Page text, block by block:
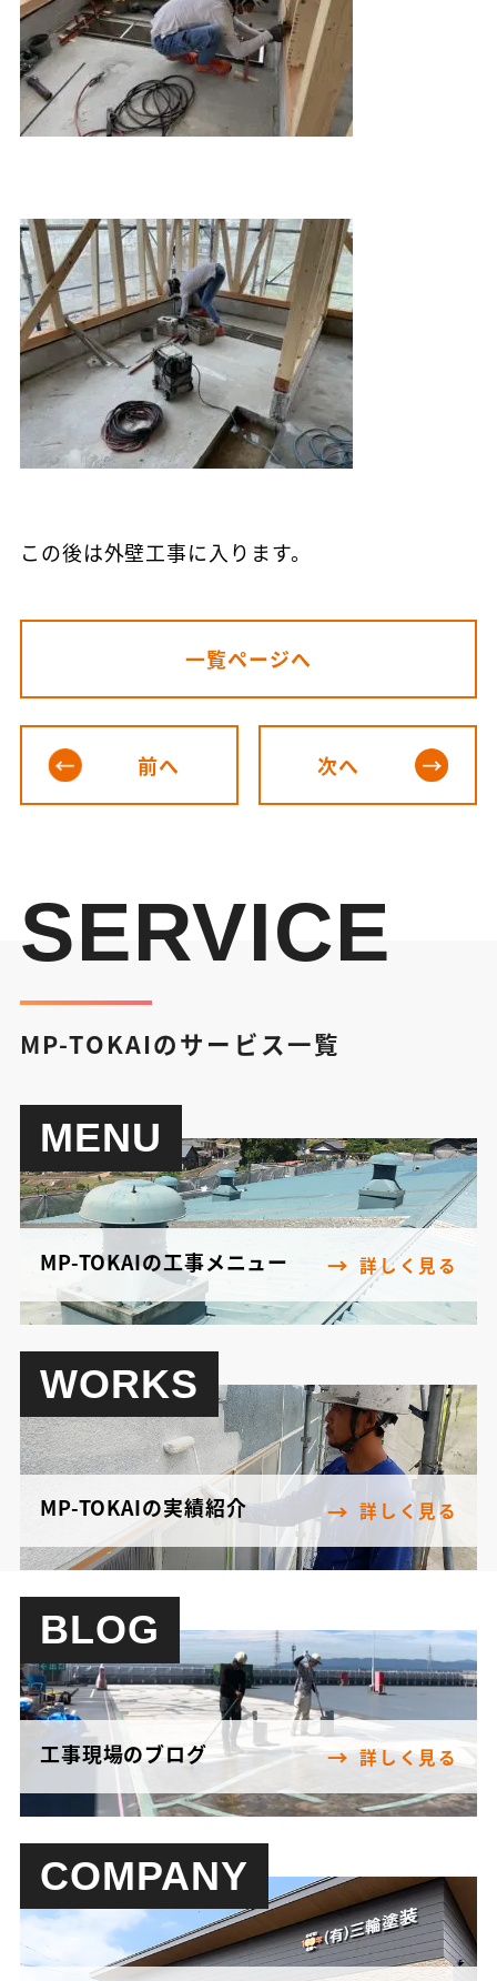
この後は外壁工事に入ります。
前へ
一覧ページへ
次へ
SERVICE
MP-TOKAIのサービス一覧
MENU
MP-TOKAIの工事メニュー 詳しく見る
WORKS
MP-TOKAIの実績紹介 詳しく見る
BLOG
工事現場のブログ 詳しく見る
COMPANY